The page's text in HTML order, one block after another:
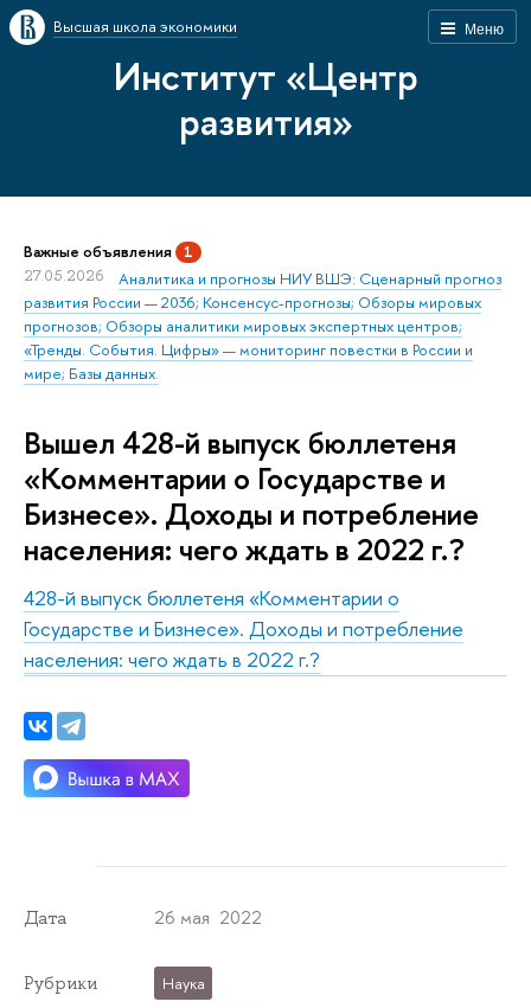
Меню
Высшая школа экономики
Институт «Центр
развития»
Важные объявления 1
27.05.2026
Аналитика и прогнозы НИУ ВШЭ: Сценарный прогноз
развития России — 2036; Консенсус-прогнозы; Обзоры мировых
прогнозов; Обзоры аналитики мировых экспертных центров;
«Тренды. События. Цифры» — мониторинг повестки в России и
мире; Базы данных.
Вышел 428-й выпуск бюллетеня
«Комментарии о Государстве и
Бизнесе». Доходы и потребление
населения: чего ждать в 2022 г.?
428-й выпуск бюллетеня «Комментарии о
Государстве и Бизнесе». Доходы и потребление
населения: чего ждать в 2022 г.?
Дата 26 мая 2022
Рубрики Наука